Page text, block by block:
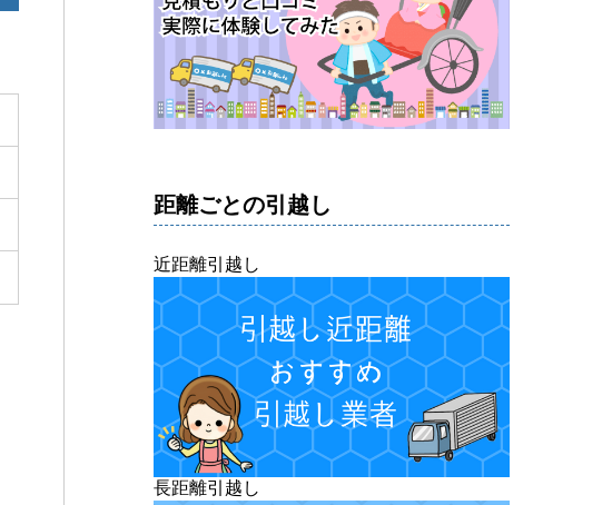
距離ごとの引越し
近距離引越し
長距離引越し